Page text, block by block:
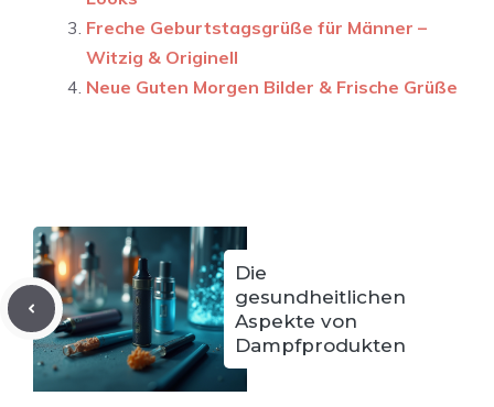
Freche Geburtstagsgrüße für Männer –
Witzig & Originell
Neue Guten Morgen Bilder & Frische Grüße
Die
gesundheitlichen
Aspekte von
Dampfprodukten